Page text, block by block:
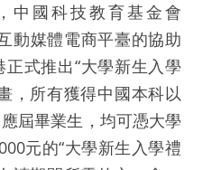
中國科技教育基金會
互動媒體電商平臺的協助
式推出“大學新生入學
，所有獲得中國本科以
屆畢業生，均可憑大學
元的“大學新生入學禮